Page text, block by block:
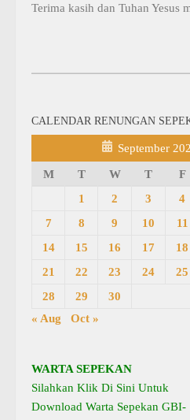
Terima kasih dan Tuhan Yesus
CALENDAR RENUNGAN
September
M T W T F
1
2 3 4
7
8 9 10 11
14
15 16 17 18
21
22 23 24 25
28
29
30
« Aug
Oct »
WARTA SEPEKAN
Silahkan Klik Di Sini Untuk
Download Warta Sepekan GBI-